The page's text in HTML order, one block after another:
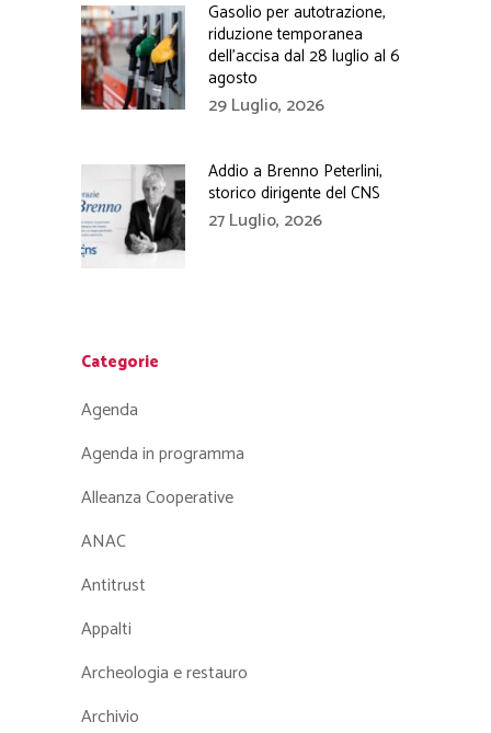
Gasolio per autotrazione,
riduzione temporanea
dell’accisa dal 28 luglio al 6
agosto
29 Luglio, 2026
Addio a Brenno Peterlini,
storico dirigente del CNS
27 Luglio, 2026
Categorie
Agenda
Agenda in programma
Alleanza Cooperative
ANAC
Antitrust
Appalti
Archeologia e restauro
Archivio